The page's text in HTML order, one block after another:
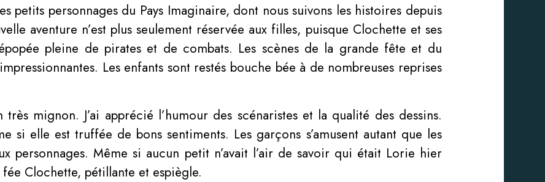
petits personnages du Pays Imaginaire, dont nous suivons les histoires depuis
aventure n’est plus seulement réservée aux filles, puisque Clochette et ses
pleine de pirates et de combats. Les scènes de la grande fête et du
Les enfants sont restés bouche bée à de nombreuses reprises
mignon. J’ai apprécié l’humour des scénaristes et la qualité des dessins.
si elle est truffée de bons sentiments. Les garçons s’amusent autant que les
personnages. Même si aucun petit n’avait l’air de savoir qui était Lorie hier
Clochette, pétillante et espiègle.